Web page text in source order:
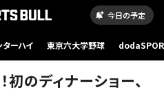
今日の予定
ターハイ 東京六大学野球
のディナーショー、